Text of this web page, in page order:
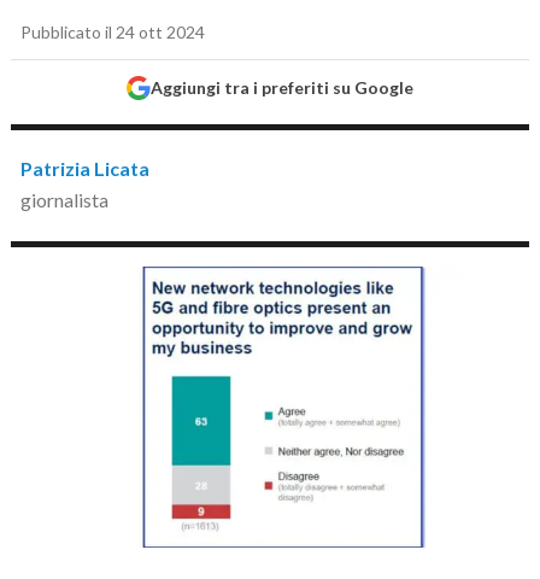
Pubblicato il 24 ott 2024
Aggiungi tra i preferiti su Google
Patrizia Licata
giornalista